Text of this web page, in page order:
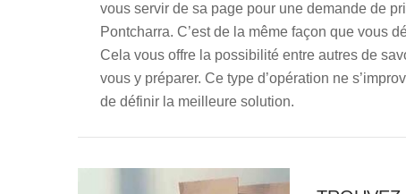
vous servir de sa page pour une demande de
Pontcharra. C’est de la même façon que vous
Cela vous offre la possibilité entre autres de
vous y préparer. Ce type d’opération ne
de définir la meilleure solution.